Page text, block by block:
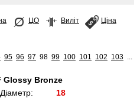
ЦО Виліт
Ціна
95 96 97 98 99 100 101 102 103
Glossy Bronze
Діаметр:
18